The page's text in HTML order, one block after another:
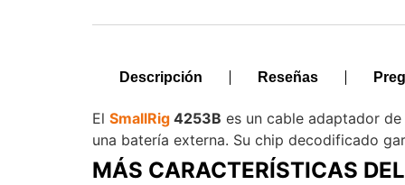
Descripción Reseñas
El SmallRig 4253B es un cable adaptador
una batería externa. Su chip decodificado
MÁS CARACTERÍSTICAS